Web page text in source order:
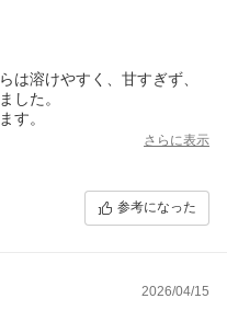
は溶けやすく、甘すぎず、
した。
す。
さらに表示
参考になった
2026/04/15